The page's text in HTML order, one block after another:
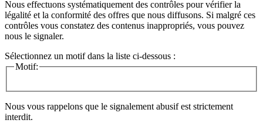
Nous effectuons systématiquement des contrôles pour vérifier la
légalité et la conformité des offres que nous diffusons. Si malgré ces
contrôles vous constatez des contenus inappropriés, vous pouvez
nous le signaler.
Sélectionnez un motif dans la liste ci-dessous :
Motif:
Nous vous rappelons que le signalement abusif est strictement
interdit.